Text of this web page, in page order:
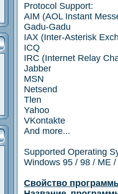
Protocol Support:
AIM (AOL Instant
Gadu-Gadu
IAX (Inter-Asterisk
ICQ
IRC (Internet Relay
Jabber
MSN
Netsend
Tlen
Yahoo
VKontakte
And more...
Supported Operating
Windows 95 / 98 / ME
Свойство